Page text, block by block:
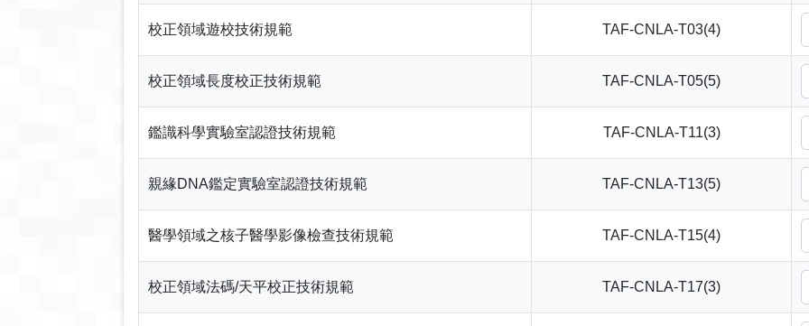
校正領域遊校技術規範 TAF-CNLA-T03(4)
校正領域長度校正技術規範 TAF-CNLA-T05(5)
鑑識科學實驗室認證技術規範 TAF-CNLA-T11(3)
親緣DNA鑑定實驗室認證技術規範 TAF-CNLA-T13(5)
醫學領域之核子醫學影像檢查技術規範 TAF-CNLA-T15(4)
校正領域法碼/天平校正技術規範 TAF-CNLA-T17(3)